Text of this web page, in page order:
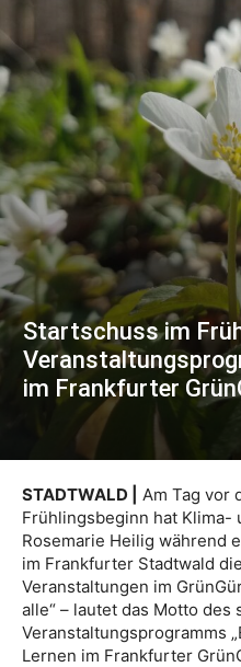
Startschuss im
im Frankfurter
STADTWALD |
Am Tag vor
Frühlingsbeginn hat Klima-
Rosemarie Heilig während
im Frankfurter Stadtwald
Veranstaltungen im
alle“ – lautet das Motto
Veranstaltungsprogramms
Lernen im Frankfurter